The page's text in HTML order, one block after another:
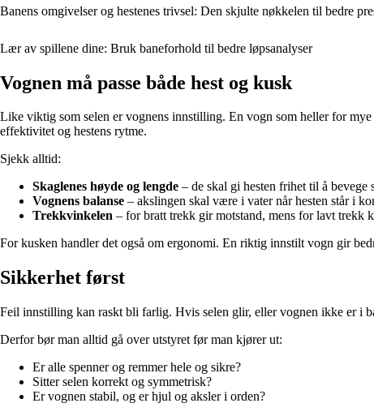
Banens omgivelser og hestenes trivsel: Den skjulte nøkkelen til bedre
Lær av spillene dine: Bruk baneforhold til bedre løpsanalyser
Vognen må passe både hest og kusk
Like viktig som selen er vognens innstilling. En vogn som heller for
effektivitet og hestens rytme.
Sjekk alltid:
Skaglenes høyde og lengde – de skal gi hesten frihet til å bevege
Vognens balanse – akslingen skal være i vater når hesten står i
Trekkvinkelen – for bratt trekk gir motstand, mens for lavt trekk
For kusken handler det også om ergonomi. En riktig innstilt vogn gir
Sikkerhet først
Feil innstilling kan raskt bli farlig. Hvis selen glir, eller vognen ikke er i
Derfor bør man alltid gå over utstyret før man kjører ut:
Er alle spenner og remmer hele og sikre?
Sitter selen korrekt og symmetrisk?
Er vognen stabil, og er hjul og aksler i orden?